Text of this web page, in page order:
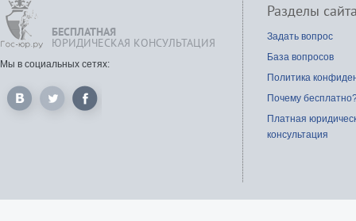
БЕСПЛАТНАЯ
ЮРИДИЧЕСКАЯ КОНСУЛЬТАЦИЯ
Мы в социальных сетях:
Разделы
Задать вопрос
База вопросов
Политика
Почему
Платная
консультация